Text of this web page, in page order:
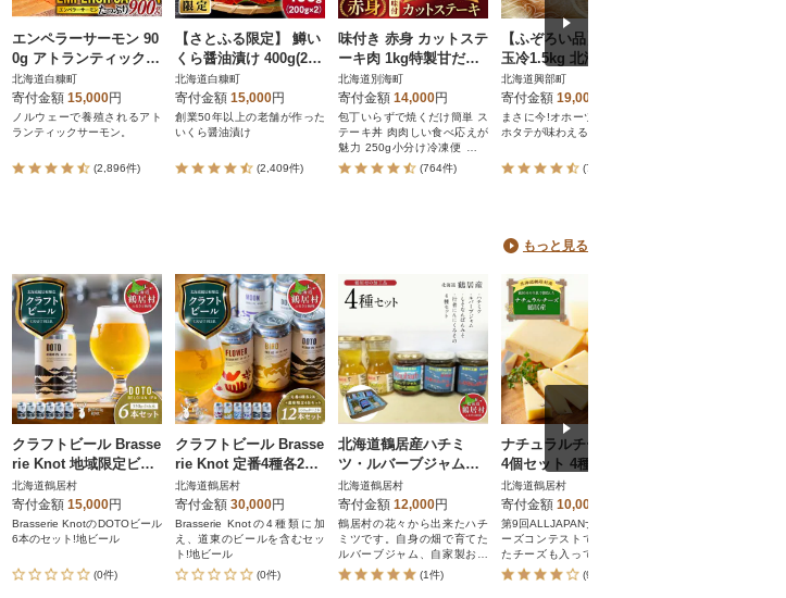
エンペラーサーモン 90
0g アトランティックサ
ーモン刺身用 キングサ
ーモン を超えた 小分け
パック
北海道白糠町
寄付金額 15,000円
ノルウェーで養殖されるアト
ランティックサーモン。
(2,896件)
【さとふる限定】 鱒い
くら醤油漬け 400g(200
g×2) 小分けパック
北海道白糠町
寄付金額 15,000円
創業50年以上の老舗が作った
いくら醤油漬け
(2,409件)
味付き 赤身 カットステ
ーキ肉 1kg特製甘だれ
北海道 牛肉 訳ありサイ
コロ 別海町 ふるさと納
税
北海道別海町
寄付金額 14,000円
包丁いらずで焼くだけ簡単 ス
テーキ丼 肉肉しい食べ応えが
魅力 250g小分け冷凍便 北海
道 別海町産
(764件)
【ふぞろい品】ホタテ
玉冷1.5kg 北海道オホ
ーツク産【21024】
北海道興部町
寄付金額 19,000
まさに今!オホーツクの上質な
ホタテが味わえる
(771件)
もっと見る
クラフトビール Brasse
rie Knot 地域限定ビー
ル「DOTO」6本セット
北海道鶴居村
寄付金額 15,000円
Brasserie KnotのDOTOビール
6本のセット!地ビール
(0件)
クラフトビール Brasse
rie Knot 定番4種各2本
+ 地域ビール4本セット
鶴居村
北海道鶴居村
寄付金額 30,000円
Brasserie Knotの4種類に加
え、道東のビールを含むセッ
ト!地ビール
(0件)
北海道鶴居産ハチミ
ツ・ルバーブジャム・
しそなんばんみそ・行
者にんにくみそのセッ
ト
北海道鶴居村
寄付金額 12,000円
鶴居村の花々から出来たハチ
ミツです。自身の畑で育てた
ルバーブジャム、自家製おか
ずみそです。
(1件)
ナチュラルチーズ鶴居
4個セット 4種類 北海
道鶴居村
北海道鶴居村
寄付金額 10,000
第9回ALLJAPANナチュラルチ
ーズコンテストで金賞受賞し
たチーズも入っているセット
です。
(9件)